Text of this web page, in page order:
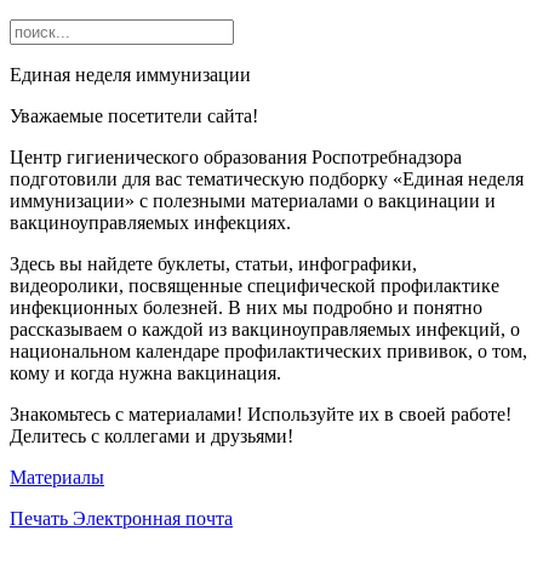
Единая неделя иммунизации
Уважаемые посетители сайта!
Центр гигиенического образования Роспотребнадзора
подготовили для вас тематическую подборку «Единая неделя
иммунизации» с полезными материалами о вакцинации и
вакциноуправляемых инфекциях.
Здесь вы найдете буклеты, статьи, инфографики,
видеоролики, посвященные специфической профилактике
инфекционных болезней. В них мы подробно и понятно
рассказываем о каждой из вакциноуправляемых инфекций, о
национальном календаре профилактических прививок, о том,
кому и когда нужна вакцинация.
Знакомьтесь с материалами! Используйте их в своей работе!
Делитесь с коллегами и друзьями!
Материалы
Печать Электронная почта